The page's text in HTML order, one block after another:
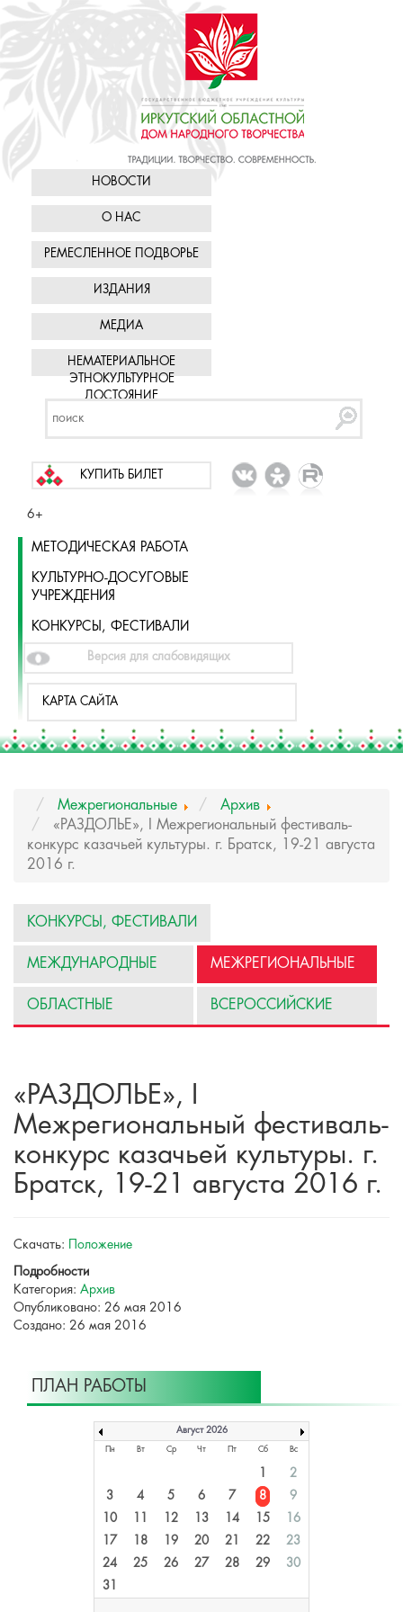
НОВОСТИ
О НАС
РЕМЕСЛЕННОЕ ПОДВОРЬЕ
ИЗДАНИЯ
МЕДИА
НЕМАТЕРИАЛЬНОЕ
ЭТНОКУЛЬТУРНОЕ
ДОСТОЯНИЕ
КУПИТЬ БИЛЕТ
6+
МЕТОДИЧЕСКАЯ РАБОТА
КУЛЬТУРНО-ДОСУГОВЫЕ
УЧРЕЖДЕНИЯ
КОНКУРСЫ, ФЕСТИВАЛИ
Версия для слабовидящих
КАРТА САЙТА
Межрегиональные
Архив
«РАЗДОЛЬЕ», I Межрегиональный фестиваль-
конкурс казачьей культуры. г. Братск, 19-21 августа
2016 г.
КОНКУРСЫ, ФЕСТИВАЛИ
МЕЖДУНАРОДНЫЕ МЕЖРЕГИОНАЛЬНЫЕ
ОБЛАСТНЫЕ ВСЕРОССИЙСКИЕ
«РАЗДОЛЬЕ», I
Межрегиональный фестиваль-
конкурс казачьей культуры. г.
Братск, 19-21 августа 2016 г.
Скачать:
Положение
Подробности
Категория: Архив
Опубликовано: 26 мая 2016
Создано: 26 мая 2016
ПЛАН РАБОТЫ
Август 2026
Пн Вт Ср Чт Пт Сб Вс
1
2
3
4 5 6 7 8
9
10
11 12 13 14 15
16
17
18 19 20 21 22
23
24
25 26 27 28 29
30
31